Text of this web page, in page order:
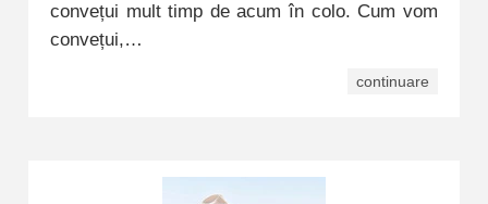
convețui mult timp de acum în colo. Cum vom
convețui,…
continuare